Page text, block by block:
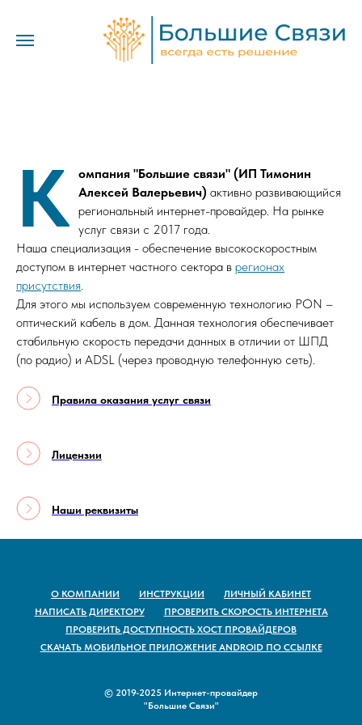
К омпания "Большие связи" (ИП Тимонин
Алексей Валерьевич) активно развивающийся
региональный интернет-провайдер. На рынке
услуг связи с 2017 года.
Наша специализация - обеспечение высокоскоростным
доступом в интернет частного сектора в регионах
присутствия.
Для этого мы используем современную технологию PON –
оптический кабель в дом. Данная технология обеспечивает
стабильную скорость передачи данных в отличии от ШПД
(по радио) и ADSL (через проводную телефонную сеть).
Правила оказания услуг связи
Лицензии
Наши реквизиты
О КОМПАНИИ ИНСТРУКЦИИ
ЛИЧНЫЙ КАБИНЕТ
НАПИСАТЬ ДИРЕКТОРУ
ПРОВЕРИТЬ СКОРОСТЬ ИНТЕРНЕТА
ПРОВЕРИТЬ ДОСТУПНОСТЬ ХОСТ ПРОВАЙДЕРОВ
СКАЧАТЬ МОБИЛЬНОЕ ПРИЛОЖЕНИЕ ANDROID ПО ССЫЛКЕ
© 2019-2025 Интернет-провайдер
"Большие Связи"